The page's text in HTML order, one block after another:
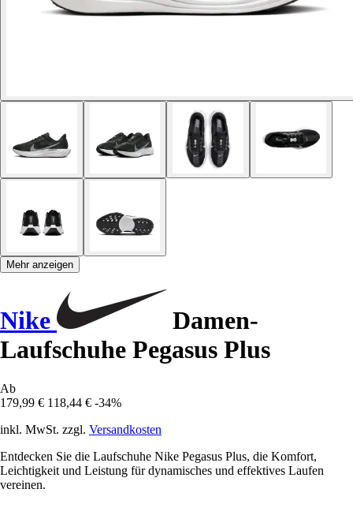
Mehr anzeigen
Nike
Damen-
Laufschuhe Pegasus Plus
Ab
179,99 € 118,44 € -34%
inkl. MwSt. zzgl. Versandkosten
Entdecken Sie die Laufschuhe Nike Pegasus Plus, die Komfort,
Leichtigkeit und Leistung für dynamisches und effektives Laufen
vereinen.